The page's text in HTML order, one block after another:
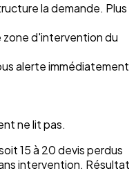
la demande. Plus
zone d'intervention du
alerte immédiatement
ne lit pas.
15 à 20 devis perdus
intervention. Résultat